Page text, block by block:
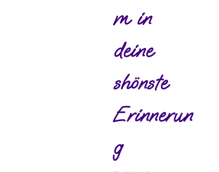
m in
deine
shönste
Erinnerun
g